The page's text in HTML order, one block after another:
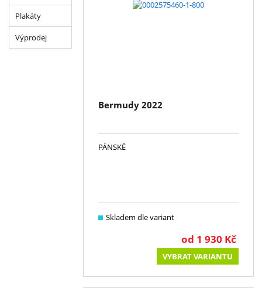
Plakáty
Výprodej
Bermudy 2022
PÁNSKÉ
Skladem dle variant
od 1 930 Kč
VYBRAT VARIANTU